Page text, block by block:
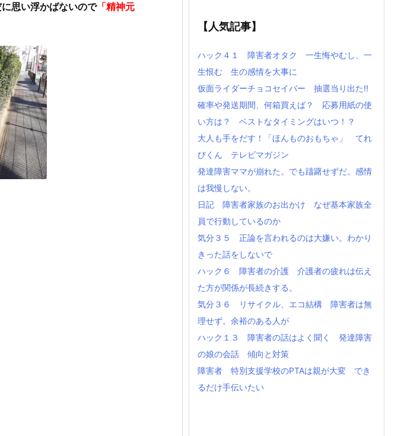
思い浮かばないので「精神元
【人気記事】
ハック４１ 障害者オタク 一生悔やむし、一
生恨む 生の感情を大事に
仮面ライダーチョコセイバー 抽選当り出た!!
確率や発送期間、何箱買えば？ 応募用紙の使
い方は？ ベストなタイミングはいつ！？
大人も手をだす！「ほんものおもちゃ」 てれ
びくん テレビマガジン
発達障害ママが崩れた。でも躊躇せずだ。感情
は我慢しない。
日記 障害者家族のお出かけ なぜ基本家族全
員で行動しているのか
気分３５ 正論を言われるのは大嫌い。わかり
きった話をしないで
ハック６ 障害者の介護 介護者の疲れは伝え
た方が関係が長続きする。
気分３６ リサイクル、エコ結構 障害者は無
理せず。余裕のある人が
ハック１３ 障害者の話はよく聞く 発達障害
の娘の会話 傾向と対策
障害者 特別支援学校のPTAは親が大変 でき
るだけ手伝いたい